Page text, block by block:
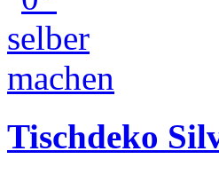
Tischdeko